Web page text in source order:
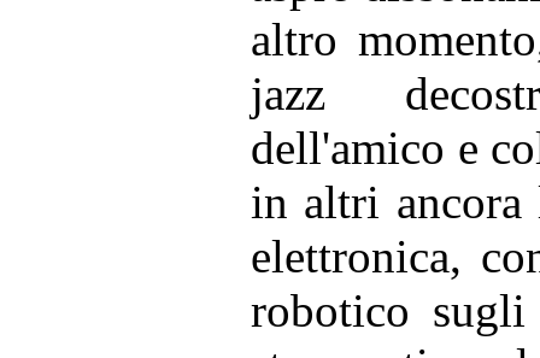
altro
jazz
dell'amico e
in altri ancora
elettronica,
robotico sugli